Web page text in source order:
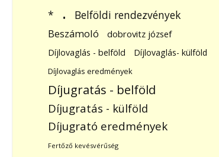
* . Belföldi rendezvények
Beszámoló dobrovitz józsef
Díjlovaglás - belföld Díjlovaglás- külföld
Díjlovaglás eredmények
Díjugratás - belföld
Díjugratás - külföld
Díjugrató eredmények
Fertőző kevésvérűség